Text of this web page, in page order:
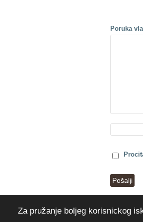
Za pružanje boljeg korisnickog
Poruka